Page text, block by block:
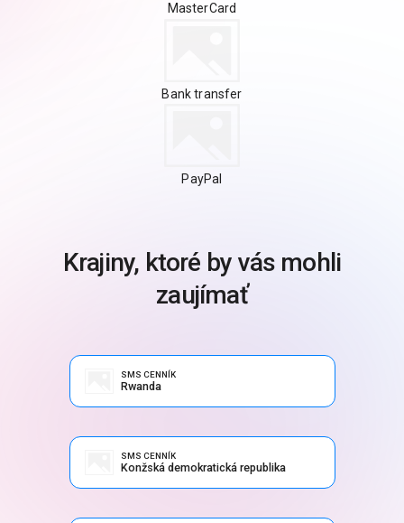
MasterCard
Bank transfer
PayPal
Krajiny, ktoré by vás mohli
zaujímať
SMS CENNÍK
Rwanda
SMS CENNÍK
Konžská demokratická republika